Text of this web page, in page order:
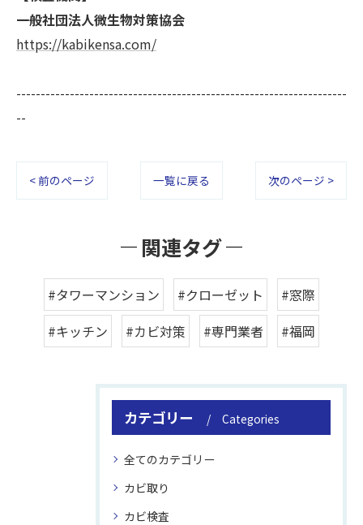
一般社団法人微生物対策協会
https://kabikensa.com/
--------------------------------------------------------------------
--
< 前のページ 一覧に戻る 次のページ >
関連タグ
#タワーマンション #クローゼット
#窓際
#キッチン
#カビ対策 #専門業者 #福岡
カテゴリー Categories
全てのカテゴリー
カビ取り
カビ検査